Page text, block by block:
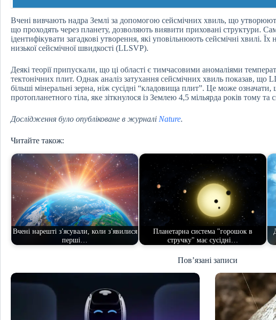
Вчені вивчають надра Землі за допомогою сейсмічних хвиль, що
що проходять через планету, дозволяють виявити приховані структури.
ідентифікувати загадкові утворення, які уповільнюють сейсмічні хвилі.
низької сейсмічної швидкості (LLSVP).
Деякі теорії припускали, що ці області є тимчасовими аномаліями
тектонічних плит. Однак аналіз затухання сейсмічних хвиль показав, що
більші мінеральні зерна, ніж сусідні “кладовища плит”. Це може
протопланетного тіла, яке зіткнулося із Землею 4,5 мільярда років тому
Дослідження було опубліковане в журналі Nature.
Читайте також:
Вчені нарешті з'ясували, коли з'явилися
перші…
Планетарна система "горошок в
стручку" має сусідні…
Пов’язані записи